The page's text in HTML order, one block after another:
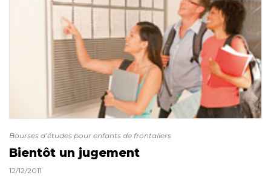
Bourses d’études pour enfants de frontaliers
Bientôt un jugement
12/12/2011